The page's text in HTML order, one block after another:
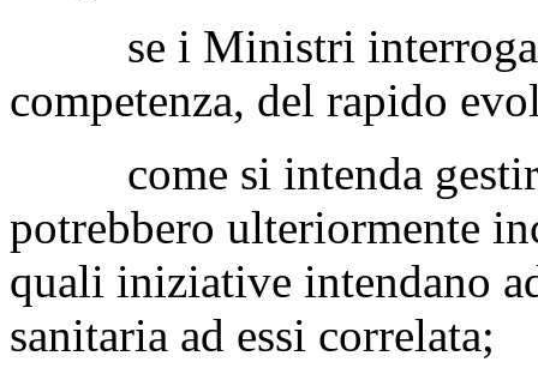
se i Ministri interrogati
competenza, del rapido
come si intenda gestire
potrebbero ulteriormente
quali iniziative intendano
sanitaria ad essi correlata;